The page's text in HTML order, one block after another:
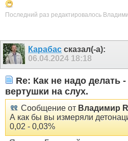
Последний раз редактировалось
Карабас сказал(-а):
06.04.2024 18:18
Re: Как не надо делать
вертушки на слух.
Сообщение от Владимир
А как бы вы измеряли
0,02 - 0,03%